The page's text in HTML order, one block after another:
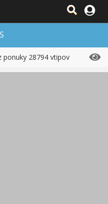
ponuky 28794 vtipov